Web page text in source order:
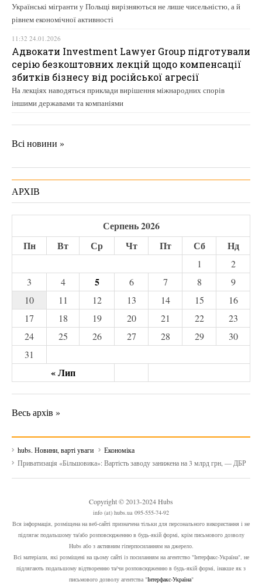
Українські мігранти у Польщі вирізняються не лише чисельністю, а й
рівнем економічної активності
11:32 24.01.2026
Адвокати Investment Lawyer Group підготували
серію безкоштовних лекцій щодо компенсації
збитків бізнесу від російської агресії
На лекціях наводяться приклади вирішення міжнародних спорів
іншими державами та компаніями
Всі новини »
АРХІВ
Серпень 2026
Пн
Вт Ср Чт Пт Сб Нд
« Лип
1
2
3
4 5 6 7 8
9
10
11 12 13 14 15
16
17
18 19 20 21 22
23
24
25 26 27 28 29
30
31
Весь архів »
hubs. Новини, варті уваги
Економіка
Приватизація «Більшовика»: Вартість заводу занижена на 3 млрд грн, — ДБР
Copyright © 2013-2024 Hubs
info (at) hubs.ua 095-555-74-92
Вся інформація, розміщена на веб-сайті призначена тільки для персонального використання і не
підлягає подальшому та/або розповсюдженню в будь-якій формі, крім письмового дозволу
Hubs або з активним гіперпосиланням на джерело.
Всі матеріали, які розміщені на цьому сайті із посиланням на агентство "Інтерфакс-Україна", не
підлягають подальшому відтворенню та/чи розповсюдженню в будь-якій формі, інакше як з
письмового дозволу агентства "Інтерфакс-Україна"